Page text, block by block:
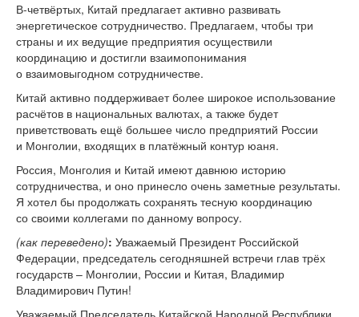
В-четвёртых, Китай предлагает активно развивать
энергетическое сотрудничество. Предлагаем, чтобы три
страны и их ведущие предприятия осуществили
координацию и достигли взаимопонимания
о взаимовыгодном сотрудничестве.
Китай активно поддерживает более широкое использование
расчётов в национальных валютах, а также будет
приветствовать ещё большее число предприятий России
и Монголии, входящих в платёжный контур юаня.
Россия, Монголия и Китай имеют давнюю историю
сотрудничества, и оно принесло очень заметные результаты.
Я хотел бы продолжать сохранять тесную координацию
со своими коллегами по данному вопросу.
(как переведено): Уважаемый Президент Российской
Федерации, председатель сегодняшней встречи глав трёх
государств – Монголии, России и Китая, Владимир
Владимирович Путин!
Уважаемый Председатель Китайской Народной Республики